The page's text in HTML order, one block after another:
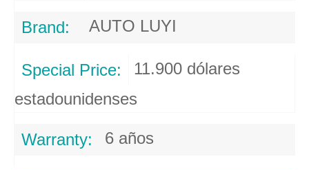
Brand: AUTO LUYI
Special Price:
11.900 dólares
estadounidenses
Warranty: 6 años